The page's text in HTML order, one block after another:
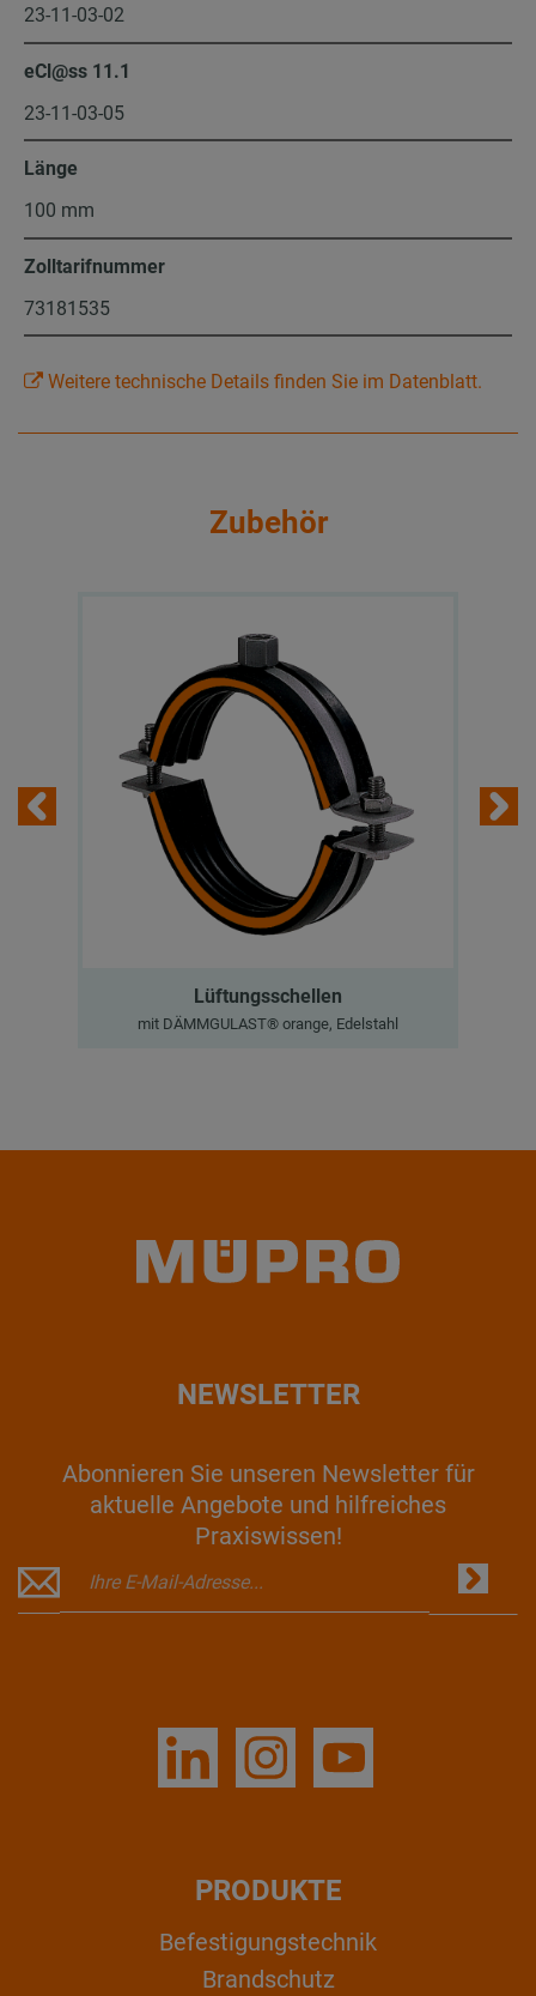
23-11-03-02
eCl@ss 11.1
23-11-03-05
Länge
100 mm
Zolltarifnummer
73181535
Weitere technische Details finden Sie im Datenblatt.
Zubehör
Lüftungsschellen
mit DÄMMGULAST® orange, Edelstahl
NEWSLETTER
Abonnieren Sie unseren Newsletter für
aktuelle Angebote und hilfreiches
Praxiswissen!
PRODUKTE
Befestigungstechnik
Brandschutz